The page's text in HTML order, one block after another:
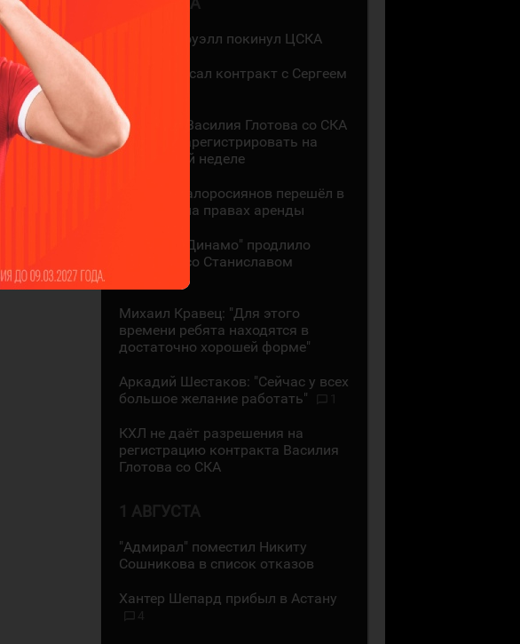
Мак Холлоуэлл покинул ЦСКА
СКА подписал контракт с Сергеем
Контракт Василия Глотова со СКА
должны зарегистрировать на
следующей неделе
Даниил Малоросиянов перешёл в
"Шанхай" на правах аренды
Минское "Динамо" продлило
контракт со Станиславом
Михаил Кравец: "Для этого
времени ребята находятся в
достаточно хорошей форме"
Аркадий Шестаков: "Сейчас у всех
большое желание работать"
КХЛ не даёт разрешения на
регистрацию контракта Василия
Глотова со СКА
1 АВГУСТА
"Адмирал" поместил Никиту
Сошникова в список отказов
Хантер Шепард прибыл в Астану
4